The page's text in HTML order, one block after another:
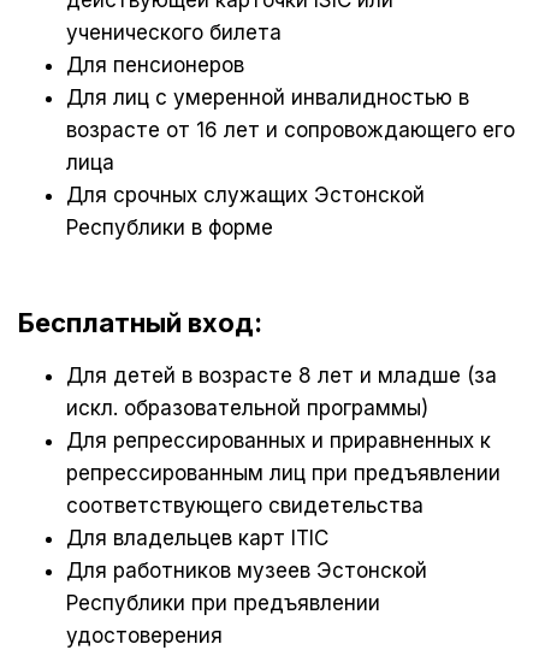
ученического билета
Для пенсионеров
Для лиц с умеренной инвалидностью в
возрасте от 16 лет и сопровождающего его
лица
Для срочных служащих Эстонской
Республики в форме
Бесплатный вход:
Для детей в возрасте 8 лет и младше (за
искл. образовательной программы)
Для репрессированных и приравненных к
репрессированным лиц при предъявлении
соответствующего свидетельства
Для владельцев карт ITIC
Для работников музеев Эстонской
Республики при предъявлении
удостоверения